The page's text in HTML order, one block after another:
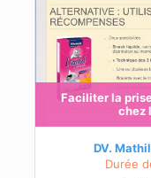
Faciliter la
chez
DV.
Durée